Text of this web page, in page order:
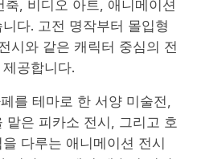
, 비디오 아트, 애니메이션
다. 고전 명작부터 몰입형
시와 같은 캐릭터 중심의 전
공합니다.
를 테마로 한 서양 미술전,
맡은 피카소 전시, 그리고 호
다루는 애니메이션 전시